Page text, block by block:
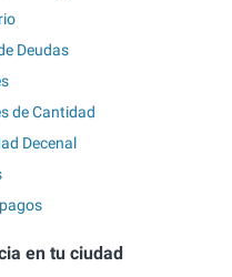
Deudas
de Cantidad
Decenal
en tu ciudad